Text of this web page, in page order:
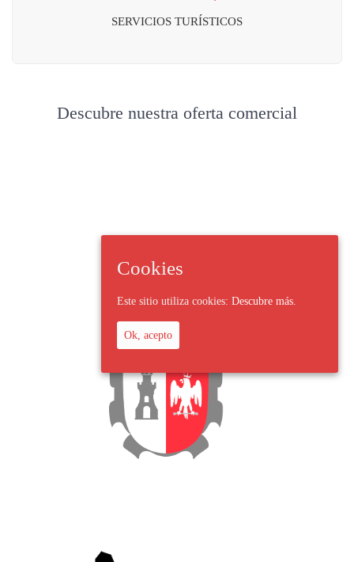
SERVICIOS TURÍSTICOS
Descubre nuestra oferta comercial
Cookies
Este sitio utiliza cookies: Descubre más.
Ok, acepto